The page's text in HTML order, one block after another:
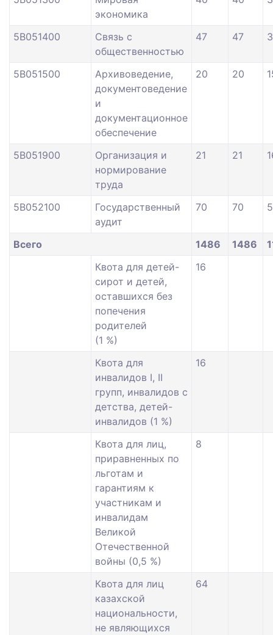
экономика
5В051400
Связь с
общественностью
47 47
5В051500
Архивоведение,
документоведение
и
документационное
обеспечение
20 20
5В051900
Организация и
нормирование
труда
21 21
5В052100
Государственный
аудит
70 70
Всего 1486 1486
Квота для детей-
сирот и детей,
оставшихся без
попечения
родителей
(1 %)
16
Квота для
инвалидов I, II
групп, инвалидов с
детства, детей-
инвалидов (1 %)
16
Квота для лиц,
приравненных по
льготам и
гарантиям к
участникам и
инвалидам
Великой
Отечественной
войны (0,5 %)
8
Квота для лиц
казахской
национальности,
не являющихся
64